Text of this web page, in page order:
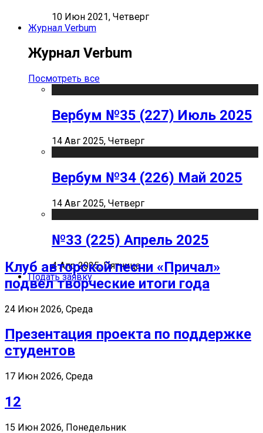
10 Июн 2021, Четверг
Журнал Verbum
Журнал Verbum
Посмотреть все
Вербум №35 (227) Июль 2025
14 Авг 2025, Четверг
Вербум №34 (226) Май 2025
14 Авг 2025, Четверг
№33 (225) Апрель 2025
4 Апр 2025, Пятница
Подать заявку
Клуб авторской песни «Причал»
подвел творческие итоги года
24 Июн 2026, Среда
Презентация проекта по поддержке
студентов
17 Июн 2026, Среда
12
15 Июн 2026, Понедельник